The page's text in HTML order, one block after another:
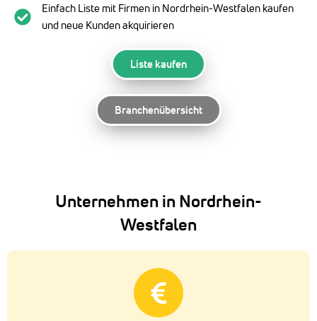
Einfach Liste mit Firmen in Nordrhein-Westfalen kaufen
und neue Kunden akquirieren
Liste kaufen
Branchenübersicht
Unternehmen in Nordrhein-
Westfalen